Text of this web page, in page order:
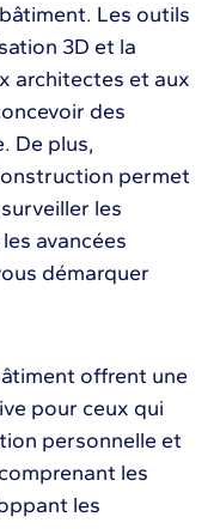
Les outils
3D et la
architectes et aux
des
De plus,
permet
les
avancées
démarquer
offrent une
pour ceux qui
personnelle et
les
les